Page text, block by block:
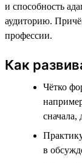
и способность
аудиторию.
профессии.
Как
Чётко
сначала,
в